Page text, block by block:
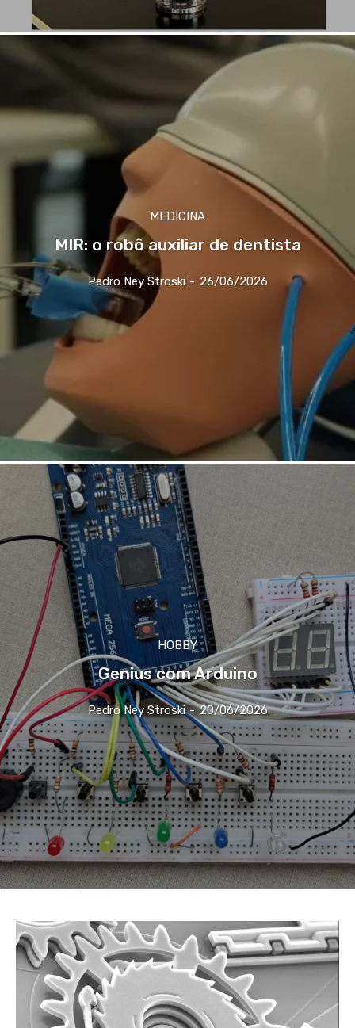
MEDICINA
MIR: o robô auxiliar de dentista
Pedro Ney Stroski - 26/06/2026
HOBBY
Genius com Arduino
Pedro Ney Stroski - 20/06/2026